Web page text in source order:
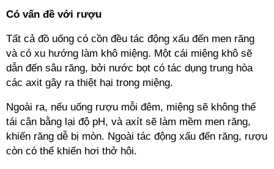
Có vấn đề với rượu
Tất cả đồ uống có cồn đều tác động xấu đến men răng
và có xu hướng làm khô miệng. Một cái miệng khô sẽ
dẫn đến sâu răng, bởi nước bọt có tác dụng trung hòa
các axit gây ra thiệt hại trong miệng.
Ngoài ra, nếu uống rượu mỗi đêm, miệng sẽ không thể
tái cân bằng lại độ pH, và axít sẽ làm mềm men răng,
khiến răng dễ bị mòn. Ngoài tác động xấu đến răng, rượu
còn có thể khiến hơi thở hôi.